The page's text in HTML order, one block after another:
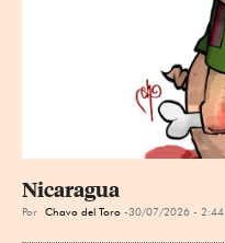
Nicaragua
Por Chavo del Toro 30/07/2026 - 2:44